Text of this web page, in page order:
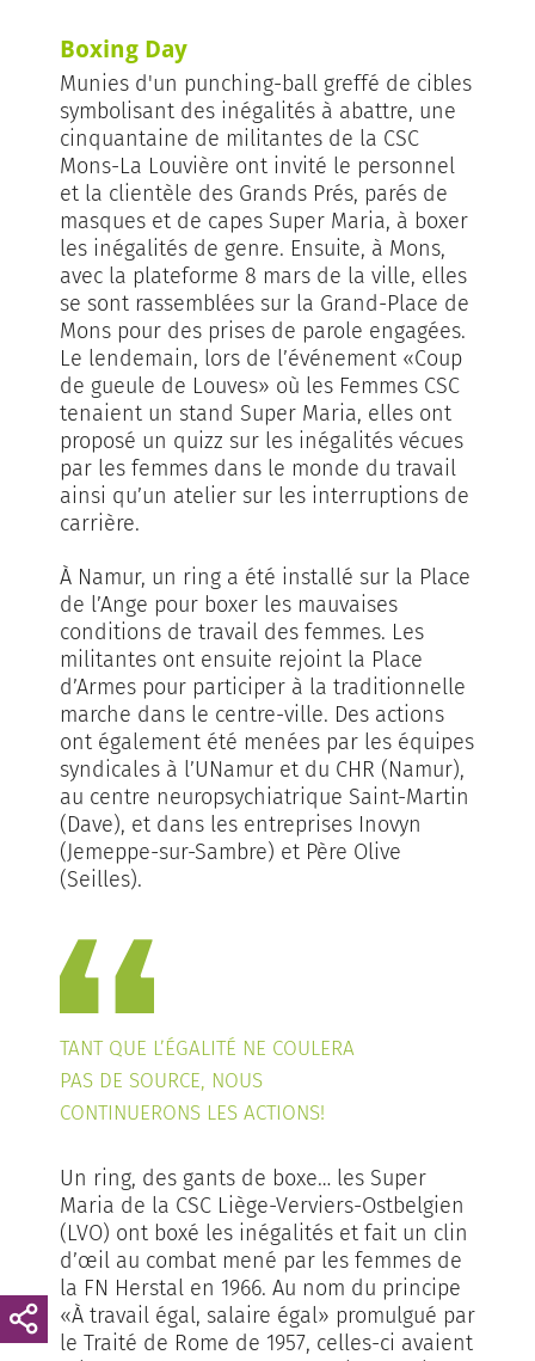
Boxing Day
Munies d'un punching-ball greffé de cibles
symbolisant des inégalités à abattre, une
cinquantaine de militantes de la CSC
Mons-La Louvière ont invité le personnel
et la clientèle des Grands Prés, parés de
masques et de capes Super Maria, à boxer
les inégalités de genre. Ensuite, à Mons,
avec la plateforme 8 mars de la ville, elles
se sont rassemblées sur la Grand-Place de
Mons pour des prises de parole engagées.
Le lendemain, lors de l’événement «Coup
de gueule de Louves» où les Femmes CSC
tenaient un stand Super Maria, elles ont
proposé un quizz sur les inégalités vécues
par les femmes dans le monde du travail
ainsi qu’un atelier sur les interruptions de
carrière.
À Namur, un ring a été installé sur la Place
de l’Ange pour boxer les mauvaises
conditions de travail des femmes. Les
militantes ont ensuite rejoint la Place
d’Armes pour participer à la traditionnelle
marche dans le centre-ville. Des actions
ont également été menées par les équipes
syndicales à l’UNamur et du CHR (Namur),
au centre neuropsychiatrique Saint-Martin
(Dave), et dans les entreprises Inovyn
(Jemeppe-sur-Sambre) et Père Olive
(Seilles).
TANT QUE L’ÉGALITÉ NE COULERA
PAS DE SOURCE, NOUS
CONTINUERONS LES ACTIONS!
Un ring, des gants de boxe… les Super
Maria de la CSC Liège-Verviers-Ostbelgien
(LVO) ont boxé les inégalités et fait un clin
d’œil au combat mené par les femmes de
la FN Herstal en 1966. Au nom du principe
«À travail égal, salaire égal» promulgué par
le Traité de Rome de 1957, celles-ci avaient